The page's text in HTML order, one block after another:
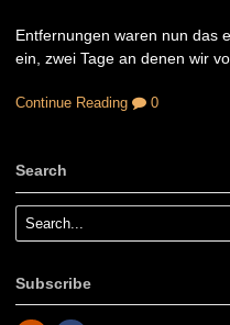
Entfernungen waren nun das
ein, zwei Tage an denen wir
Continue Reading 0
Search
Subscribe